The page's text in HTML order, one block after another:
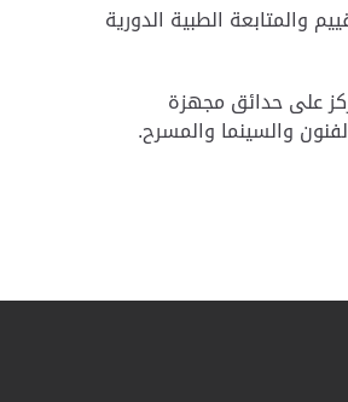
والمتابعة الطبية الدورية
على حدائق مجهزة
والسينما والمسرح.